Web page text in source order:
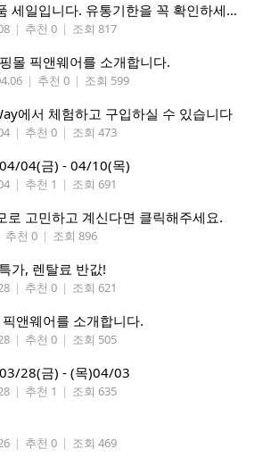
패키지 SS - 임박상품 세일입니다. 유통기한을 꼭 확인하세요.
| 추천 0 | 조회 817
몰 픽앤웨어를 소개합니다.
| 추천 0 | 조회 599
에서 체험하고 구입하실 수 있습니다
| 추천 0 | 조회 473
04(금) - 04/10(목)
| 추천 1 | 조회 691
로 고민하고 계신다면 클릭해주세요.
추천 0 | 조회 896
가, 렌탈료 반값!
| 추천 0 | 조회 621
앤웨어를 소개합니다.
| 추천 0 | 조회 505
28(금) - (목)04/03
| 추천 1 | 조회 635
| 추천 0 | 조회 469